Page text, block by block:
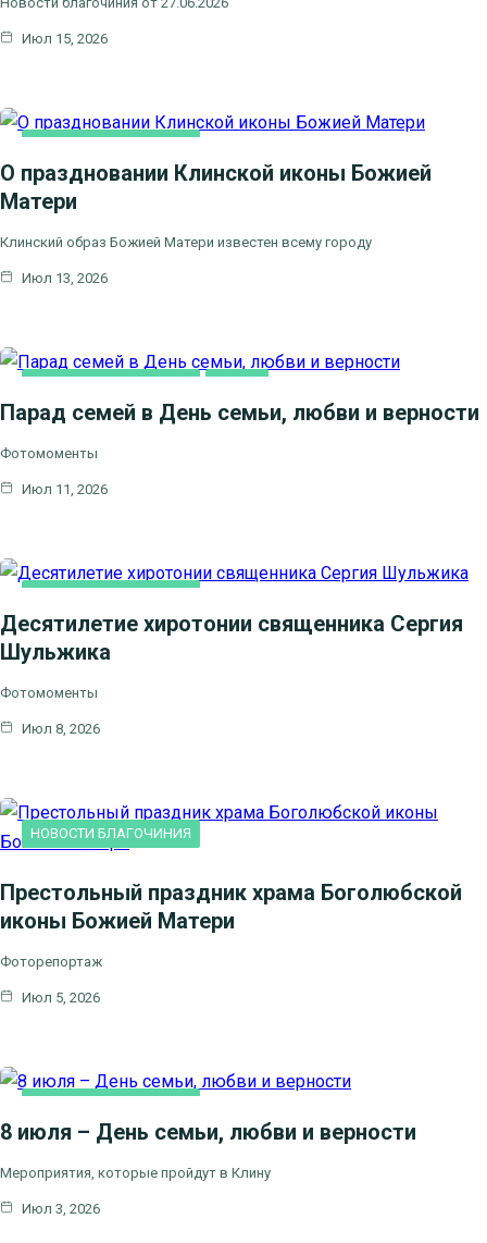
Июл 15, 2026
О праздновании Клинской иконы Божией
Матери
Клинский образ Божией Матери известен всему городу
Июл 13, 2026
Парад семей в День семьи, любви и верности
Фотомоменты
Июл 11, 2026
Десятилетие хиротонии священника Сергия
Шульжика
Фотомоменты
Июл 8, 2026
НОВОСТИ БЛАГОЧИНИЯ
Престольный праздник храма Боголюбской
иконы Божией Матери
Фоторепортаж
Июл 5, 2026
8 июля – День семьи, любви и верности
Мероприятия, которые пройдут в Клину
Июл 3, 2026